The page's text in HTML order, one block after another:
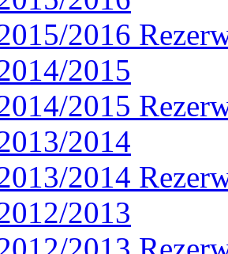
2016
2015
2015
2014
2014
2013